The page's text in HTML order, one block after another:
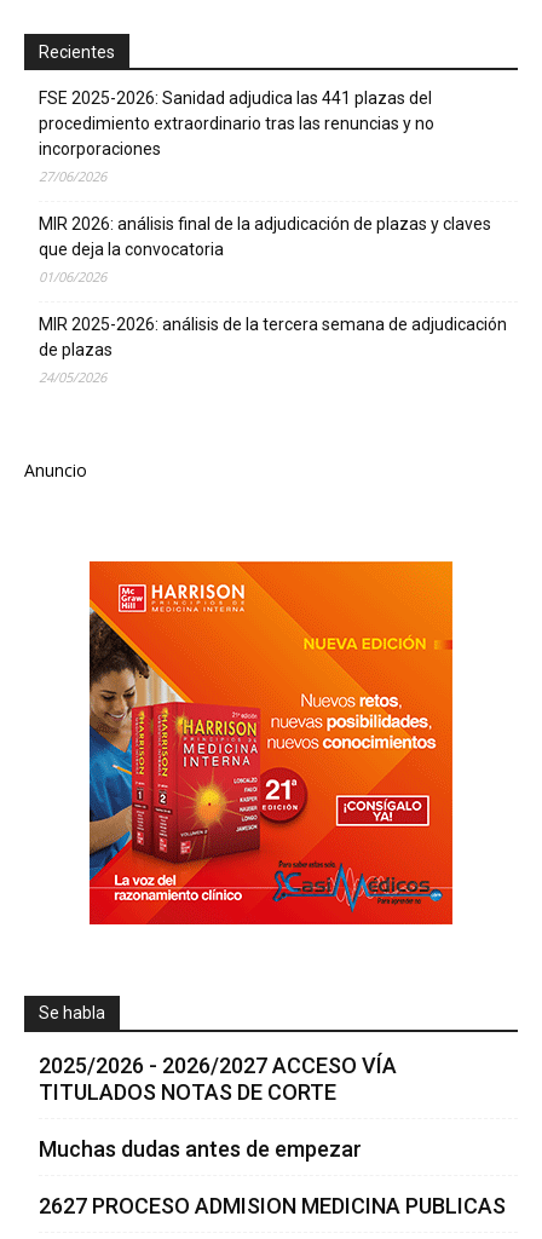
Recientes
FSE 2025-2026: Sanidad adjudica las 441 plazas del
procedimiento extraordinario tras las renuncias y no
incorporaciones
27/06/2026
MIR 2026: análisis final de la adjudicación de plazas y claves
que deja la convocatoria
01/06/2026
MIR 2025-2026: análisis de la tercera semana de adjudicación
de plazas
24/05/2026
Anuncio
Se habla
2025/2026 - 2026/2027 ACCESO VÍA
TITULADOS NOTAS DE CORTE
Muchas dudas antes de empezar
2627 PROCESO ADMISION MEDICINA PUBLICAS